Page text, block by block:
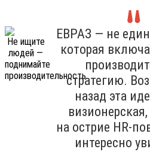
ЕВРАЗ — не
которая
стратегию.
назад эта
на острие HR-
интересно